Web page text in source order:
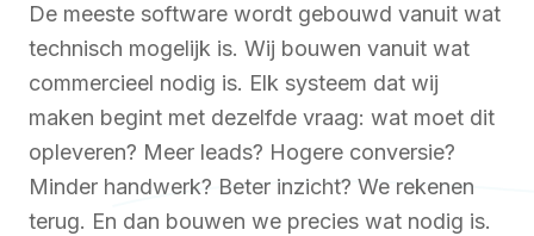
De meeste software wordt gebouwd vanuit wat
technisch mogelijk is. Wij bouwen vanuit wat
commercieel nodig is. Elk systeem dat wij
maken begint met dezelfde vraag: wat moet dit
opleveren? Meer leads? Hogere conversie?
Minder handwerk? Beter inzicht? We rekenen
terug. En dan bouwen we precies wat nodig is.